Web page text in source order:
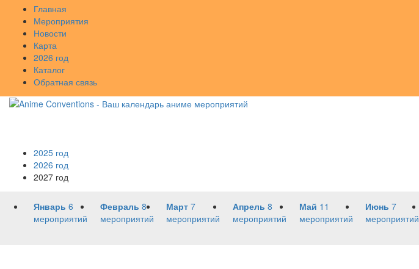
Главная
Мероприятия
Новости
Карта
2026 год
Каталог
Обратная связь
2025 год
2026 год
2027 год
Январь 6
мероприятий
Февраль 8
мероприятий
Март 7
мероприятий
Апрель 8
мероприятий
Май 11
мероприятий
Июнь 7
мероприятий